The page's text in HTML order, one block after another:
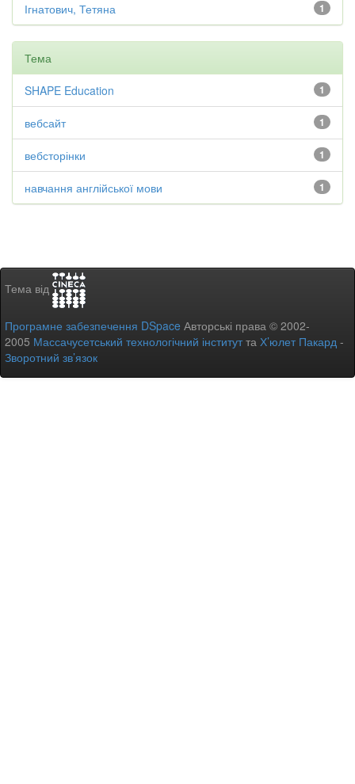
1
Ігнатович, Тетяна
Тема
1
SHAPE Education
1
вебсайт
1
вебсторінки
1
навчання англійської мови
Тема від
Програмне забезпечення DSpace Авторські права © 2002-
2005 Массачусетський технологічний інститутта Х’юлет Пакард -
Зворотний зв’язок